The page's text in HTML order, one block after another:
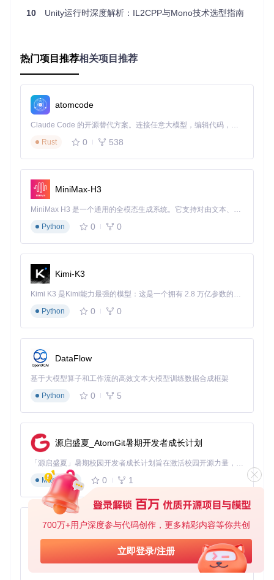
700万+用户深度参与代码创作，更多精彩内容等你共创
立即登录/注册
制定场景化选择策略：匹配项目需求与运行时特
生机器码，避免了Mono的JIT编译开销。如果你正在开发需要
在低端Android设备上稳定60帧的游戏，IL2CPP是更优选择。
馈，使用Mono+UnityExplorer组合后，每周能多完成2-3个功
能迭代。
平台的独立游戏，Mono环境的开发效率优势则更为明显。
Unity调试工具界面
实施实践应用策略：从配置到调试的全流程优化
配置加载器环境：根据运行时选择最佳方案
UnityExplorer提供多种加载器配置方案：
IL2CPP环境 ：推荐使用BepInEx IL2CPP加载器，配置路径
为lib/net472/BepInEx.IL2CPP.dll
独立运行模式
tandalone/目录下
优化调试工作流：结合运行时特性使用工具功能
在IL2CPP环境调试时，建议：
使用UnityExplorer的类型搜索功能定位
名空间下的类型
通过缓存对象面板查看托管对象与原生对象的映射关系
避免在高频更新函数中执行复杂反射操作
利用代码控制台实时执行Lambda表达式
10 Unity运行时深度解析：IL2CPP与Mono技术选型指南
热门项目推荐相关项目推荐
atomcode
Claude Code 的开源替代方案。连接任意大模型，编辑代码，运行命令，自动验证 — 全自动执行。用 Rust 构建，极致性能。 ｜ An open-source alternative to Claude Code. Connect any LLM, edit code, run commands, and verify changes — autonomously. Built in Rust for speed. Get Started
Rust
0 538
MiniMax-H3
MiniMax H3 是一个通用的全模态生成系统。它支持对由文本、图像、视频和音频组成的多模态上下文进行统一理解，并能生成分辨率高达 2K、时长可达 15 秒的带原生立体声音频的视频。得益于面向任务泛化的系统设计，H3 在预训练阶段就已具备广泛的多模态上下文理解与生成能力，能够出色地执行复杂的多模态指令。
Python
0 0
Kimi-K3
Kimi K3 是Kimi能力最强的模型：这是一个拥有 2.8 万亿参数的混合专家（MoE）模型，具备原生视觉理解能力，并支持 100 万 token 的上下文窗口。
Python
0 0
DataFlow
基于大模型算子和工作流的高效文本大模型训练数据合成框架
Python
0 5
源启盛夏_AtomGit暑期开发者成长计划
「源启盛夏」暑期校园开发者成长计划旨在激活校园开源力量，通过积分激励、认证扶持、资源倾斜等形式，引导高校组织和开发者完成「入驻 — 建项目 — 做贡献 — 获认证 — 得资源」的完整闭环。无论你是想带领社团入驻平台的组织者，还是希望用代码贡献证明自己的开发者，都能在这里找到属于你的成长路径。
Markdown
0 1
py-xiaozhi
基于Python的Xiaozhi AI，适用于想要完整Xiaozhi体验而无需拥有专用硬件的用户。
Python
0 1